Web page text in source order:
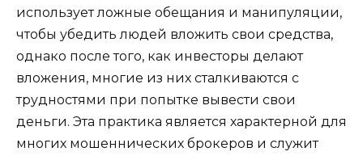
использует ложные обещания и манипуляции,
чтобы убедить людей вложить свои средства,
однако после того, как инвесторы делают
вложения, многие из них сталкиваются с
трудностями при попытке вывести свои
деньги. Эта практика является характерной для
многих мошеннических брокеров и служит